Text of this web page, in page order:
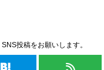
投稿をお願いします。